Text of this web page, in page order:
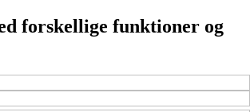
forskellige funktioner og